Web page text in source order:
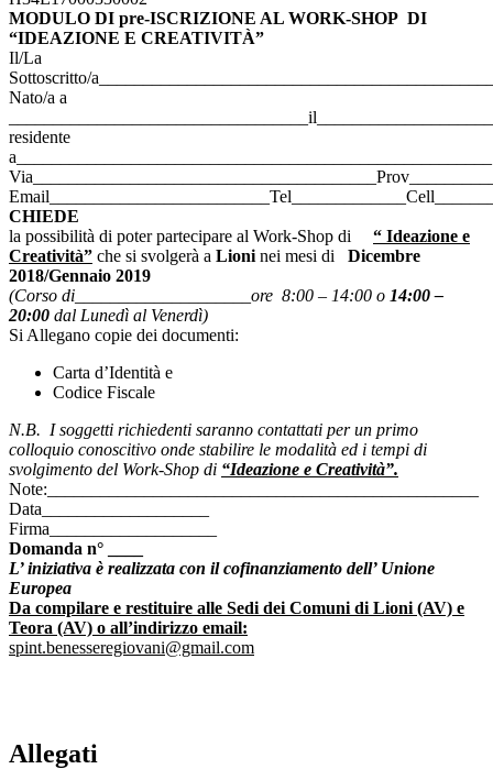
MODULO DI pre-ISCRIZIONE AL WORK-SHOP DI
“IDEAZIONE E CREATIVITÀ”
Il/La
Sottoscritto/
Nato/a a
__________________________________il____________________
residente
a______________________________________________________
CHIEDE
la possibilità di poter partecipare al Work-Shop di “ Ideazione e
Creatività” che si svolgerà a Lioni nei mesi di
Dicembre
2018/Gennaio 2019
(Corso di____________________ore 8:00 – 14:00 o 14:00 –
20:00 dal Lunedì al Venerdì)
Si Allegano copie dei documenti:
Carta d’Identità e
Codice Fiscale
N.B. I soggetti richiedenti saranno contattati per un primo
colloquio conoscitivo onde stabilire le modalità ed i tempi di
svolgimento del Work-Shop di “Ideazione e Creatività”.
Note:_________________________________________________
Data___________________
Firma___________________
Domanda n° ____
L’ iniziativa è realizzata con il cofinanziamento dell’ Unione
Europea
Da compilare e restituire alle Sedi dei Comuni di Lioni (AV) e
Teora (AV) o all’indirizzo email:
spint.benesseregiovani@gmail.com
Allegati